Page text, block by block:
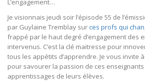
L’engagement…
Je visionnais jeudi soir l’épisode 55 de
par Guylaine Tremblay surces profs qui
frappé par le haut degré d’engagement des
intervenus. C’est la clé maitresse pour
tous les appétits d’apprendre. Je vous invite
pour savourer la passion de ces
apprentissages de leurs élèves.